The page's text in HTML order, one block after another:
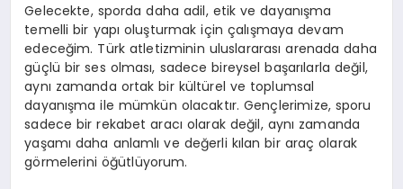
Gelecekte, sporda daha adil, etik ve dayanışma
temelli bir yapı oluşturmak için çalışmaya devam
edeceğim. Türk atletizminin uluslararası arenada daha
güçlü bir ses olması, sadece bireysel başarılarla değil,
aynı zamanda ortak bir kültürel ve toplumsal
dayanışma ile mümkün olacaktır. Gençlerimize, sporu
sadece bir rekabet aracı olarak değil, aynı zamanda
yaşamı daha anlamlı ve değerli kılan bir araç olarak
görmelerini öğütlüyorum.